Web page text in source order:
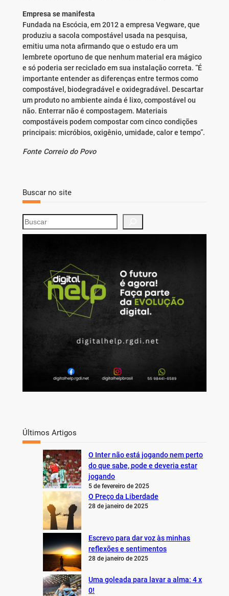
Empresa se manifesta
Fundada na Escócia, em 2012 a empresa Vegware, que
produziu a sacola compostável usada na pesquisa,
emitiu uma nota afirmando que o estudo era um
lembrete oportuno de que nenhum material era mágico
e só poderia ser reciclado em sua instalação correta. “É
importante entender as diferenças entre termos como
compostável, biodegradável e oxidegradável. Descartar
um produto no ambiente ainda é lixo, compostável ou
não. Enterrar não é compostagem. Materiais
compostáveis podem compostar com cinco condições
principais: micróbios, oxigênio, umidade, calor e tempo”.
Fonte Correio do Povo
Buscar no site
S
e
Últimos Artigos
O Inter não está jogando nem perto
do que sabe, pode e deveria estar
jogando
5 de fevereiro de 2025
O Preço da Liberdade
28 de janeiro de 2025
Escrevo para dar voz às minhas
reflexões e sentimentos
28 de janeiro de 2025
Uma goleada para lavar a alma: 4 x
0!